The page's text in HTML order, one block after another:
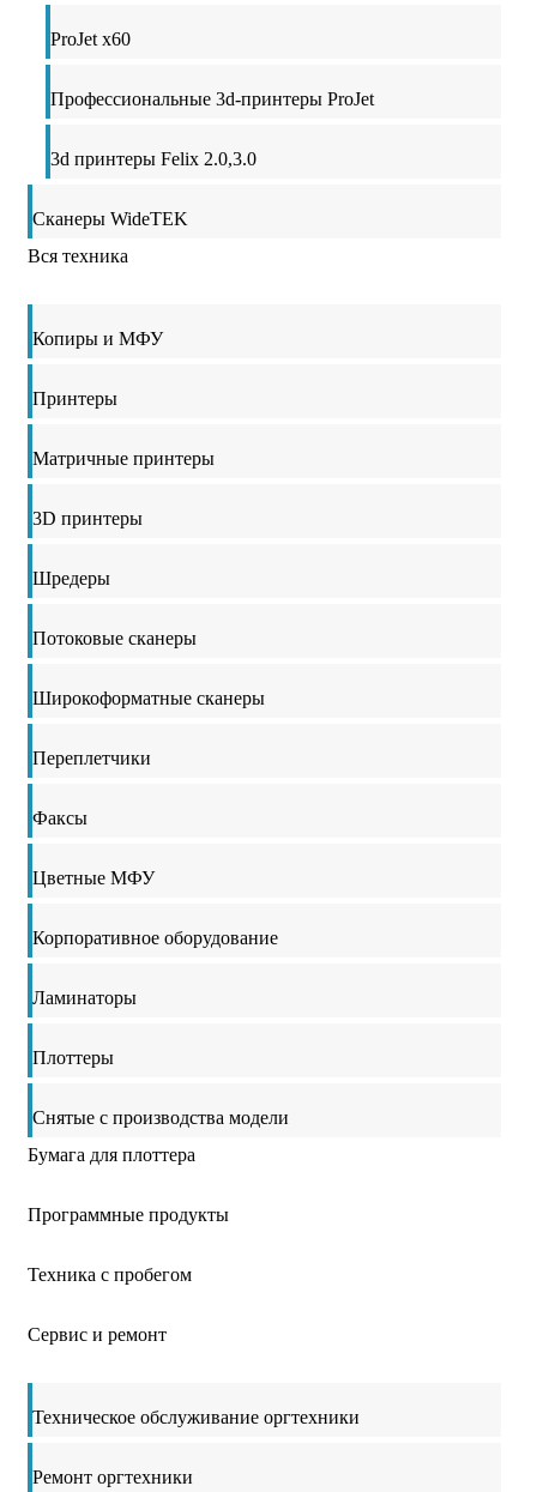
ProJet x60
Профессиональные 3d-принтеры ProJet
3d принтеры Felix 2.0,3.0
Сканеры WideTEK
Вся техника
Копиры и МФУ
Принтеры
Матричные принтеры
3D принтеры
Шредеры
Потоковые сканеры
Широкоформатные сканеры
Переплетчики
Факсы
Цветные МФУ
Корпоративное оборудование
Ламинаторы
Плоттеры
Снятые с производства модели
Бумага для плоттера
Программные продукты
Техника с пробегом
Сервис и ремонт
Техническое обслуживание оргтехники
Ремонт оргтехники